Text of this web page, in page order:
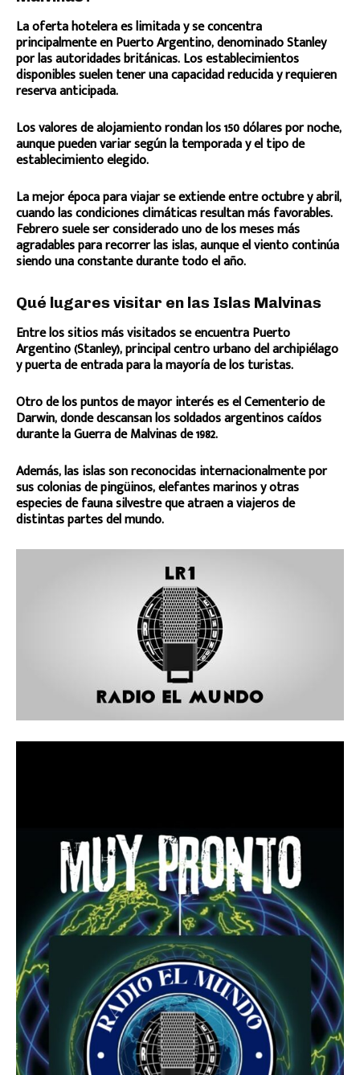
La oferta hotelera es limitada y se concentra
principalmente en Puerto Argentino, denominado Stanley
por las autoridades británicas. Los establecimientos
disponibles suelen tener una capacidad reducida y requieren
reserva anticipada.
Los valores de alojamiento rondan los 150 dólares por noche,
aunque pueden variar según la temporada y el tipo de
establecimiento elegido.
La mejor época para viajar se extiende entre octubre y abril,
cuando las condiciones climáticas resultan más favorables.
Febrero suele ser considerado uno de los meses más
agradables para recorrer las islas, aunque el viento continúa
siendo una constante durante todo el año.
Qué lugares visitar en las Islas Malvinas
Entre los sitios más visitados se encuentra Puerto
Argentino (Stanley), principal centro urbano del archipiélago
y puerta de entrada para la mayoría de los turistas.
Otro de los puntos de mayor interés es el Cementerio de
Darwin, donde descansan los soldados argentinos caídos
durante la Guerra de Malvinas de 1982.
Además, las islas son reconocidas internacionalmente por
sus colonias de pingüinos, elefantes marinos y otras
especies de fauna silvestre que atraen a viajeros de
distintas partes del mundo.